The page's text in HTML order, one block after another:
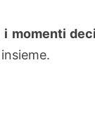
i momenti